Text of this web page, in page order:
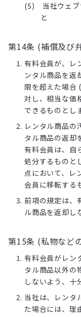
当社ウェ
と
第14条 (補償及び
有料会員が、レ
ンタル商品を返
限を超えた場合
対し、相当な価
できるものとし
レンタル商品の
タル商品の返却
有料会員は、自
処分するものと
点において、レ
会員に移転する
前項の規定は、
ル商品を返却し
第15条 (私物など
有料会員がレン
タル商品以外の
しないよう、十
当社は、レンタ
た場合には、理